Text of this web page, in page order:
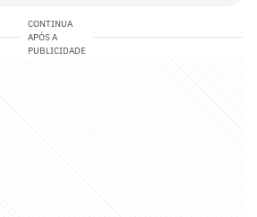
CONTINUA
APÓS A
PUBLICIDADE